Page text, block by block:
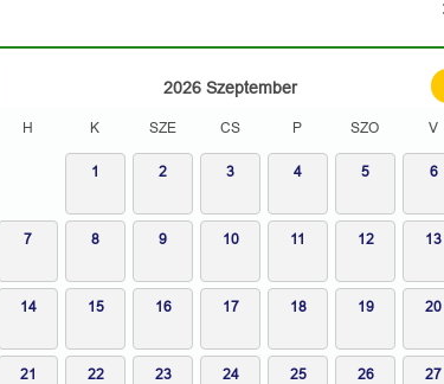
2026 Szeptember
H K SZE CS P SZO V
1 2 3 4 5 6
7 8 9 10 11 12 13
14 15 16 17 18 19 20
21 22 23 24 25 26 27